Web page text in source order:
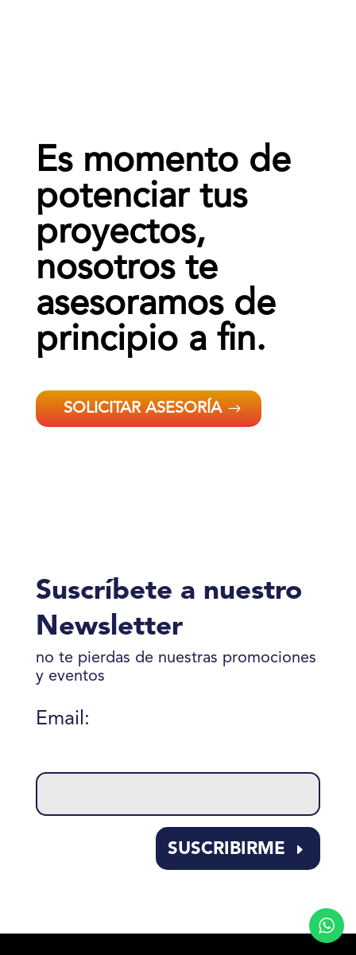
Es momento de
potenciar tus
proyectos,
nosotros te
asesoramos de
principio a fin.
SOLICITAR ASESORÍA
Suscríbete a nuestro
Newsletter
no te pierdas de nuestras promociones
y eventos
Email:
leave
field
SUSCRIBIRME